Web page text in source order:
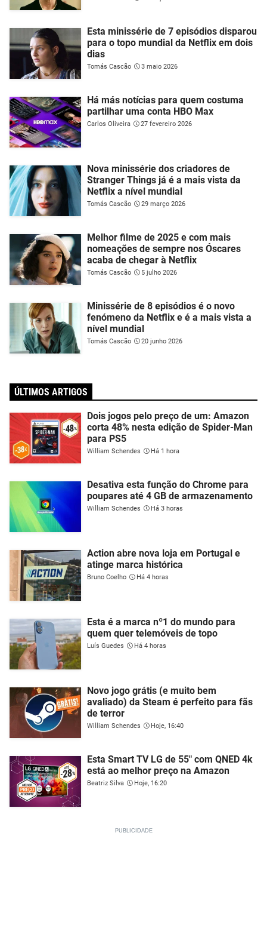
Esta minissérie de 7 episódios disparou
para o topo mundial da Netflix em dois
dias
Tomás Cascão 3 maio 2026
Há más notícias para quem costuma
partilhar uma conta HBO Max
Carlos Oliveira 27 fevereiro 2026
Nova minissérie dos criadores de
Stranger Things já é a mais vista da
Netflix a nível mundial
Tomás Cascão 29 março 2026
Melhor filme de 2025 e com mais
nomeações de sempre nos Óscares
acaba de chegar à Netflix
Tomás Cascão 5 julho 2026
Minissérie de 8 episódios é o novo
fenómeno da Netflix e é a mais vista a
nível mundial
Tomás Cascão 20 junho 2026
ÚLTIMOS ARTIGOS
Dois jogos pelo preço de um: Amazon
corta 48% nesta edição de Spider-Man
para PS5
William Schendes Há 1 hora
Desativa esta função do Chrome para
poupares até 4 GB de armazenamento
William Schendes Há 3 horas
Action abre nova loja em Portugal e
atinge marca histórica
Bruno Coelho Há 4 horas
Esta é a marca nº1 do mundo para
quem quer telemóveis de topo
Luís Guedes Há 4 horas
Novo jogo grátis (e muito bem
avaliado) da Steam é perfeito para fãs
de terror
William Schendes Hoje, 16:40
Esta Smart TV LG de 55" com QNED 4k
está ao melhor preço na Amazon
Beatriz Silva Hoje, 16:20